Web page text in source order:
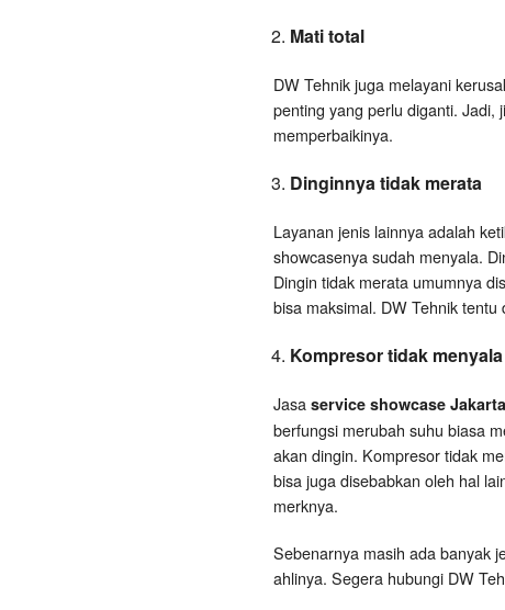
Mati total
DW Tehnik juga melayani
penting yang perlu diganti. Jadi,
memperbaikinya.
Dinginnya tidak merata
Layanan jenis lainnya adalah
showcasenya sudah menyala.
Dingin tidak merata umumnya
bisa maksimal. DW Tehnik
Kompresor tidak menyala
Jasa service showcase
berfungsi merubah suhu biasa
akan dingin. Kompresor tidak
bisa juga disebabkan oleh hal
merknya.
Sebenarnya masih ada banyak
ahlinya. Segera hubungi DW